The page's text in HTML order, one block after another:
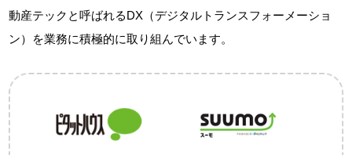
動産テックと呼ばれるDX （デジタルトランスフォーメーショ
ン）を業務に積極的に取り組んでいます。